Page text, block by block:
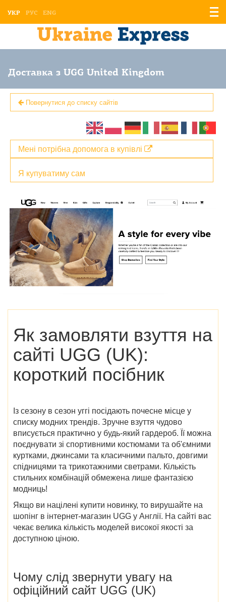
УКР РУС ENG
Доставка з UGG United Kingdom
Повернутися до списку сайтів
Я купуватиму сам
Мені потрібна допомога в купівлі
Як замовляти взуття на
сайті UGG (UK):
короткий посібник
Із сезону в сезон уггі посідають почесне місце у
списку модних трендів. Зручне взуття чудово
вписується практично у будь-який гардероб. Її можна
поєднувати зі спортивними костюмами та об'ємними
куртками, джинсами та класичними пальто, довгими
спідницями та трикотажними светрами. Кількість
стильних комбінацій обмежена лише фантазією
модниць!
Якщо ви націлені купити новинку, то вирушайте на
шопінг в інтернет-магазин UGG у Англії. На сайті вас
чекає велика кількість моделей високої якості за
доступною ціною.
Чому слід звернути увагу на
офіційний сайт UGG (UK)